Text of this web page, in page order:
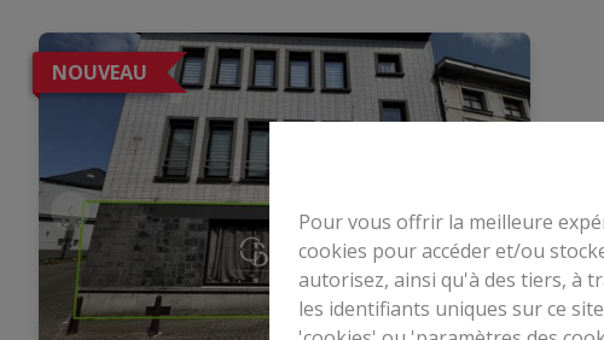
Pour vous offrir la meilleure
cookies pour accéder et/ou
autorisez, ainsi qu'à des tiers, à
les identifiants uniques sur ce
NOUVEAU